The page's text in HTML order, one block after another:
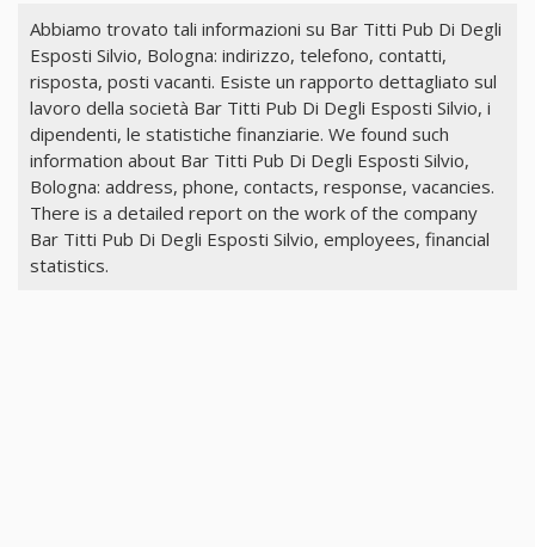
Abbiamo trovato tali informazioni su Bar Titti Pub Di Degli
Esposti Silvio, Bologna: indirizzo, telefono, contatti,
risposta, posti vacanti. Esiste un rapporto dettagliato sul
lavoro della società Bar Titti Pub Di Degli Esposti Silvio, i
dipendenti, le statistiche finanziarie. We found such
information about Bar Titti Pub Di Degli Esposti Silvio,
Bologna: address, phone, contacts, response, vacancies.
There is a detailed report on the work of the company
Bar Titti Pub Di Degli Esposti Silvio, employees, financial
statistics.